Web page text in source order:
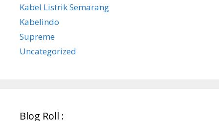
Kabel Listrik Semarang
Kabelindo
Supreme
Uncategorized
Blog Roll :